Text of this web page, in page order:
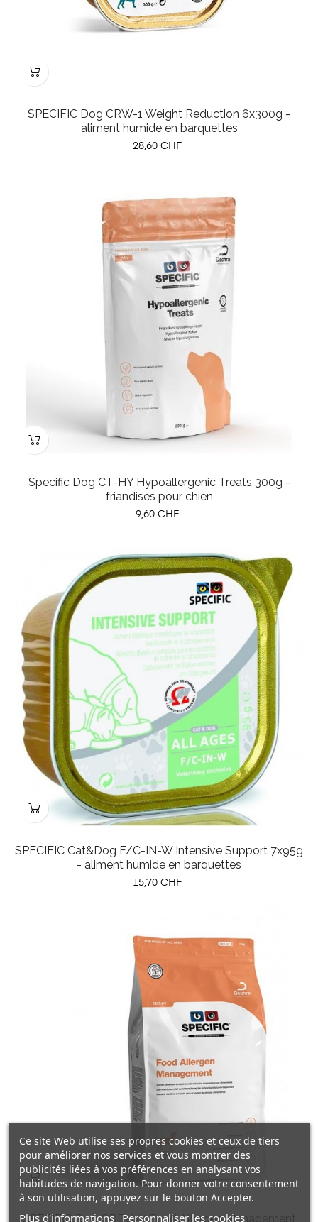
SPECIFIC Dog CRW-1 Weight Reduction 6x300g -
aliment humide en barquettes
Prix
28,60 CHF
Specific Dog CT-HY Hypoallergenic Treats 300g -
friandises pour chien
Prix
9,60 CHF
SPECIFIC Cat&Dog F/C-IN-W Intensive Support 7x95g
- aliment humide en barquettes
Prix
15,70 CHF
SPECIFIC Dog CDD-HY Food Allergen Management
Ce site Web utilise ses propres cookies et ceux de tiers
pour améliorer nos services et vous montrer des
publicités liées à vos préférences en analysant vos
habitudes de navigation. Pour donner votre consentement
à son utilisation, appuyez sur le bouton Accepter.
Plus d'informations Personnaliser les cookies